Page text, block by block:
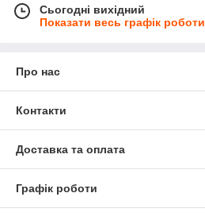
Сьогодні вихідний
Показати весь графік роботи
Про нас
Контакти
Доставка та оплата
Графік роботи